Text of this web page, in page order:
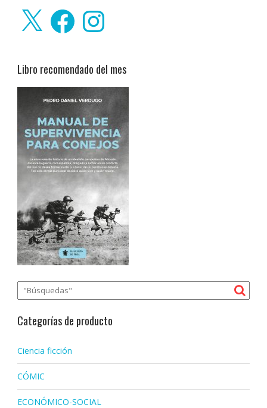
FacebookInstagram
Libro recomendado del mes
Categorías de producto
Ciencia ficción
CÓMIC
ECONÓMICO-SOCIAL